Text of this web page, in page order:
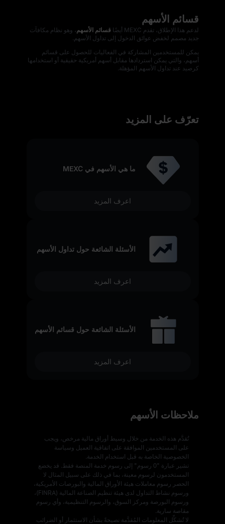
قسائم الأسهم
لدعم هذا الإطلاق، تقدم MEXC أيضًا قسائم الأسهم، وهو نظام مكافآت
جديد مصمم لخفض عوائق الدخول إلى تداول الأسهم.
يمكن للمستخدمين المشاركة في الفعاليات للحصول على قسائم
أسهم، والتي يمكن استردادها مقابل أسهم أمريكية حقيقية أو استخدامها
كرصيد عند تداول الأسهم المؤهلة.
تعرّف على المزيد
ما هي الأسهم في MEXC
اعرف المزيد
الأسئلة الشائعة حول تداول الأسهم
اعرف المزيد
الأسئلة الشائعة حول قسائم الأسهم
اعرف المزيد
ملاحظات الأسهم
تُقدَّم هذه الخدمة من خلال وسيط أوراق مالية مرخص، ويجب
على المستخدمين الموافقة على اتفاقية العميل وسياسة
الخصوصية الخاصة به قبل استخدام الخدمة.
تشير عبارة "0 رسوم" إلى رسوم خدمة المنصة فقط. قد يخضع
المستخدمون لرسوم معينة، بما في ذلك على سبيل المثال لا
الحصر رسوم معاملات هيئة الأوراق المالية والبورصات الأمريكية،
ورسوم نشاط التداول لدى هيئة تنظيم الصناعة المالية (FINRA)،
ورسوم البورصة ومركز السوق، والرسوم التنظيمية، وأي رسوم
مقاصة سارية.
لا تُشكِّل المعلومات المُقدَّمة نصيحةً بشأن الاستثمار أو الضرائب